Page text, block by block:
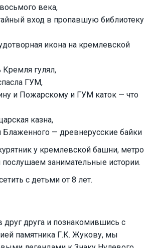
века,
вход в пропавшую библиотеку
икона на кремлевской
гулял,
ГУМ,
и Пожарскому и ГУМ каток — что
казна,
Блаженного — древнерусские байки
у кремлевской башни, метро
послушаем занимательные истории.
с детьми от 8 лет.
друг друга и познакомившись с
памятника Г.К. Жукову, мы